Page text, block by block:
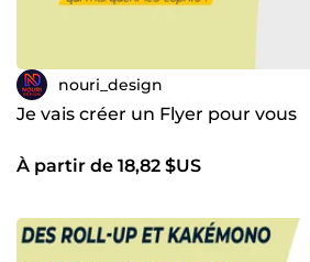
nouri_design
Je vais créer un Flyer pour vous
À partir de 18,82 $US